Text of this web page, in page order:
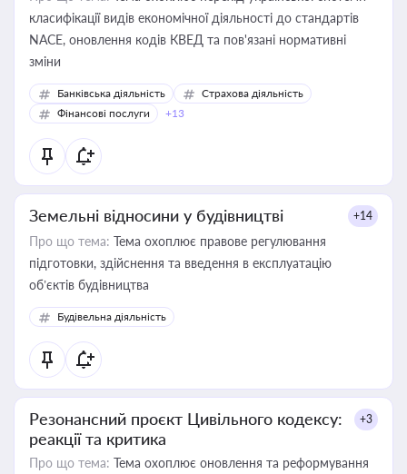
класифікації видів економічної діяльності до стандартів
NACE, оновлення кодів КВЕД та пов'язані нормативні
зміни
Банківська діяльність
Страхова діяльність
Фінансові послуги
+13
Земельні відносини у будівництві +14
Про що тема: Тема охоплює правове регулювання
підготовки, здійснення та введення в експлуатацію
об’єктів будівництва
Будівельна діяльність
Резонансний проєкт Цивільного кодексу:
реакції та критика
+3
Про що тема: Тема охоплює оновлення та реформування